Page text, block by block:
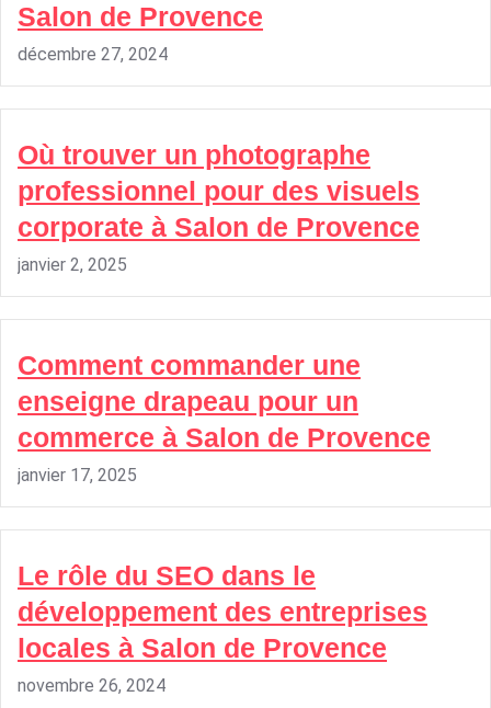
Salon de Provence
décembre 27, 2024
Où trouver un photographe
professionnel pour des visuels
corporate à Salon de Provence
janvier 2, 2025
Comment commander une
enseigne drapeau pour un
commerce à Salon de Provence
janvier 17, 2025
Le rôle du SEO dans le
développement des entreprises
locales à Salon de Provence
novembre 26, 2024